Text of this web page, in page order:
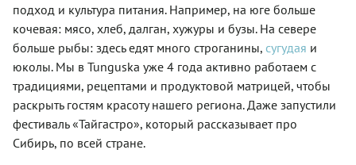
подход и культура питания. Например, на юге больше
кочевая: мясо, хлеб, далган, хужуры и бузы. На севере
больше рыбы: здесь едят много строганины, сугудая и
юколы. Мы в Tunguska уже 4 года активно работаем с
традициями, рецептами и продуктовой матрицей, чтобы
раскрыть гостям красоту нашего региона. Даже запустили
фестиваль «Тайгастро», который рассказывает про
Сибирь, по всей стране.